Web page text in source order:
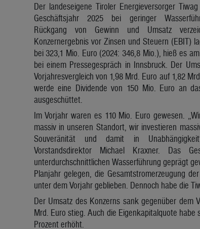
Der landeseigene Tiroler Energieversorger
Geschäftsjahr 2025 bei geringer
Rückgang von Gewinn und Umsatz
Konzernergebnis vor Zinsen und Steuern (EBIT)
bei 323,1 Mio. Euro (2024: 346,8 Mio.), hieß es
bei einem Pressegespräch in Innsbruck. Der
Vorjahresvergleich von 1,98 Mrd. Euro auf 1,82
werde eine Dividende von 150 Mio. Euro an
ausgeschüttet.
Im Vorjahr waren es 110 Mio. Euro gewesen.
massiv in unseren Standort, wir investieren
Souveränität und damit in
Vorstandsdirektor Michael Kraxner. Das
unterdurchschnittlichen Wasserführung geprägt
Planjahr gelegen, die Gesamtstromerzeugung
unter dem Vorjahr geblieben. Dennoch habe die
Der Umsatz des Konzerns sank gegenüber dem
Mrd. Euro stieg. Auch die Eigenkapitalquote
Prozent erhöht.